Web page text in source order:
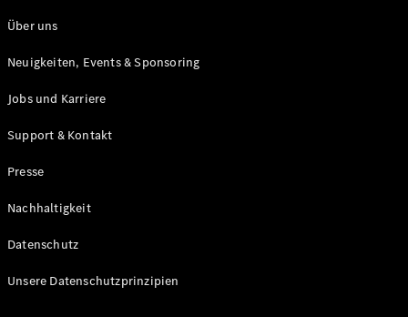
Über uns
Neuigkeiten, Events & Sponsoring
Jobs und Karriere
Support & Kontakt
Presse
Nachhaltigkeit
Datenschutz
Unsere Datenschutzprinzipien